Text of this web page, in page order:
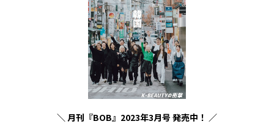
＼ 月刊『BOB』2023年3月号 発売中！ ／